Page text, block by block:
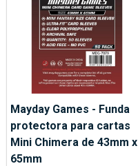
Mayday Games - Funda
protectora para cartas
Mini Chimera de 43mm x
65mm